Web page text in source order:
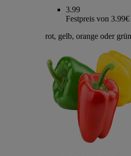
3.99
Festpreis von 3.99€
rot, gelb, orange oder